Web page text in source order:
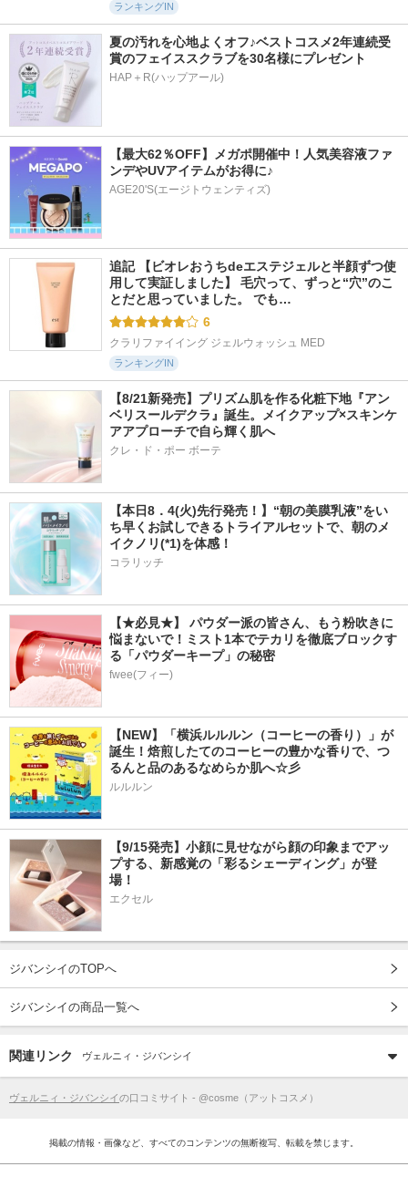
ランキングIN
夏の汚れを心地よくオフ♪ベストコスメ2年連続受
賞のフェイススクラブを30名様にプレゼント
HAP＋R(ハップアール)
【最大62％OFF】メガポ開催中！人気美容液ファ
ンデやUVアイテムがお得に♪
AGE20'S(エージトウェンティズ)
追記 【ビオレおうちdeエステジェルと半顔ずつ使
用して実証しました】 毛穴って、ずっと“穴”のこ
とだと思っていました。 でも…
6
クラリファイイング ジェルウォッシュ MED
ランキングIN
【8/21新発売】プリズム肌を作る化粧下地『アン
ベリスールデクラ』誕生。メイクアップ×スキンケ
アアプローチで自ら輝く肌へ
クレ・ド・ポー ボーテ
【本日8．4(火)先行発売！】“朝の美膜乳液”をい
ち早くお試しできるトライアルセットで、朝のメ
イクノリ(*1)を体感！
コラリッチ
【★必見★】 パウダー派の皆さん、もう粉吹きに
悩まないで！ミスト1本でテカリを徹底ブロックす
る「パウダーキープ」の秘密
fwee(フィー)
【NEW】「横浜ルルルン（コーヒーの香り）」が
誕生！焙煎したてのコーヒーの豊かな香りで、つ
るんと品のあるなめらか肌へ☆彡
ルルルン
【9/15発売】小顔に見せながら顔の印象までアッ
プする、新感覚の「彩るシェーディング」が登
場！
エクセル
ジバンシイのTOPへ
ジバンシイの商品一覧へ
関連リンク ヴェルニィ・ジバンシイ
ヴェルニィ・ジバンシイの口コミサイト - @cosme（アットコスメ）
掲載の情報・画像など、すべてのコンテンツの無断複写、転載を禁じます。